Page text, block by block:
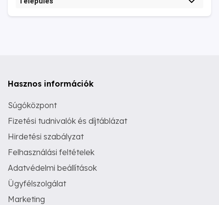
Hasznos információk
Súgóközpont
Fizetési tudnivalók és díjtáblázat
Hirdetési szabályzat
Felhasználási feltételek
Adatvédelmi beállítások
Ügyfélszolgálat
Marketing